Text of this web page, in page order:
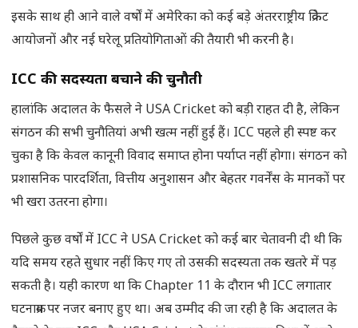
इसके साथ ही आने वाले वर्षों में अमेरिका को कई बड़े अंतरराष्ट्रीय क्रिकेट
आयोजनों और नई घरेलू प्रतियोगिताओं की तैयारी भी करनी है।
ICC की सदस्यता बचाने की चुनौती
हालांकि अदालत के फैसले ने USA Cricket को बड़ी राहत दी है, लेकिन
संगठन की सभी चुनौतियां अभी खत्म नहीं हुई हैं। ICC पहले ही स्पष्ट कर
चुका है कि केवल कानूनी विवाद समाप्त होना पर्याप्त नहीं होगा। संगठन को
प्रशासनिक पारदर्शिता, वित्तीय अनुशासन और बेहतर गवर्नेंस के मानकों पर
भी खरा उतरना होगा।
पिछले कुछ वर्षों में ICC ने USA Cricket को कई बार चेतावनी दी थी कि
यदि समय रहते सुधार नहीं किए गए तो उसकी सदस्यता तक खतरे में पड़
सकती है। यही कारण था कि Chapter 11 के दौरान भी ICC लगातार
घटनाक्रम पर नजर बनाए हुए था। अब उम्मीद की जा रही है कि अदालत के